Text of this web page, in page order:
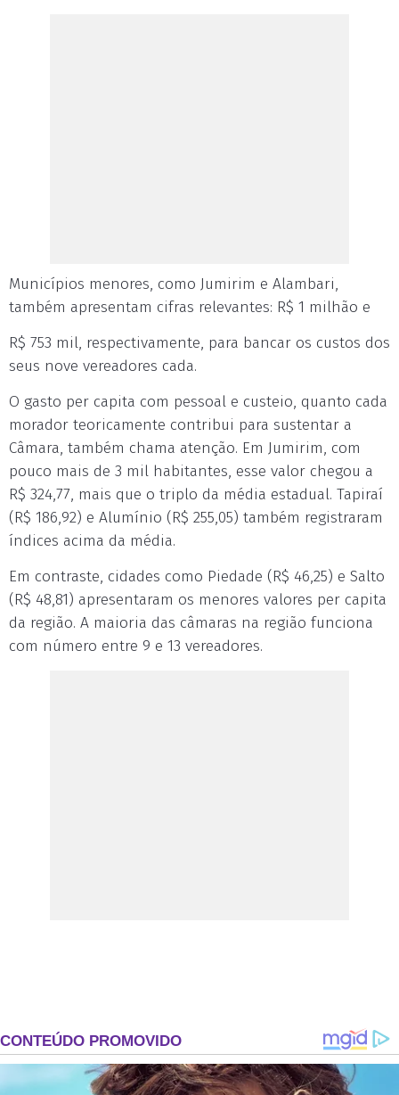
Municípios menores, como Jumirim e Alambari,
também apresentam cifras relevantes: R$ 1 milhão e
R$ 753 mil, respectivamente, para bancar os custos dos
seus nove vereadores cada.
O gasto per capita com pessoal e custeio, quanto cada
morador teoricamente contribui para sustentar a
Câmara, também chama atenção. Em Jumirim, com
pouco mais de 3 mil habitantes, esse valor chegou a
R$ 324,77, mais que o triplo da média estadual. Tapiraí
(R$ 186,92) e Alumínio (R$ 255,05) também registraram
índices acima da média.
Em contraste, cidades como Piedade (R$ 46,25) e Salto
(R$ 48,81) apresentaram os menores valores per capita
da região. A maioria das câmaras na região funciona
com número entre 9 e 13 vereadores.